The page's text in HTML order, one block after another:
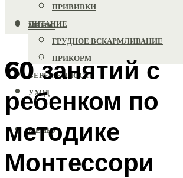
ПРИВИВКИ
ПИТАНИЕ
ГРУДНОЕ ВСКАРМЛИВАНИЕ
ПРИКОРМ
БЕРЕМЕННОСТЬ
УХОД
МЕНЮ
МЕНЮ
60 занятий с
ребенком по
методике
Монтессори